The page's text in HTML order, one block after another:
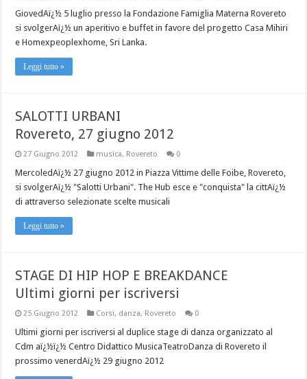
GiovedAï¿½ 5 luglio presso la Fondazione Famiglia Materna Rovereto
si svolgerAï¿½ un aperitivo e buffet in favore del progetto Casa Mihiri
e Homexpeoplexhome, Sri Lanka.
Leggi tutto »
SALOTTI URBANI
Rovereto, 27 giugno 2012
27 Giugno 2012 musica, Rovereto 0
MercoledAï¿½ 27 giugno 2012 in Piazza Vittime delle Foibe, Rovereto,
si svolgerAï¿½ "Salotti Urbani". The Hub esce e "conquista" la cittAï¿½
di attraverso selezionate scelte musicali
Leggi tutto »
STAGE DI HIP HOP E BREAKDANCE
Ultimi giorni per iscriversi
25 Giugno 2012 Corsi, danza, Rovereto 0
Ultimi giorni per iscriversi al duplice stage di danza organizzato al
Cdm aï¿½ï¿½ Centro Didattico MusicaTeatroDanza di Rovereto il
prossimo venerdAï¿½ 29 giugno 2012